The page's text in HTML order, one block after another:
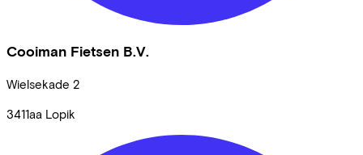
Cooiman Fietsen B.V.
Wielsekade 2
3411aa Lopik